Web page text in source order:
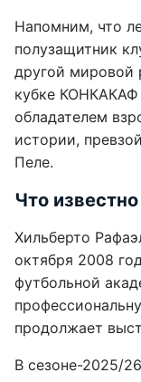
Напомним, что
полузащитник
другой мировой
кубке
обладателем
истории,
Пеле.
Что
Хильберто
октября 2008
футбольной
продолжает
В сезоне-2025/